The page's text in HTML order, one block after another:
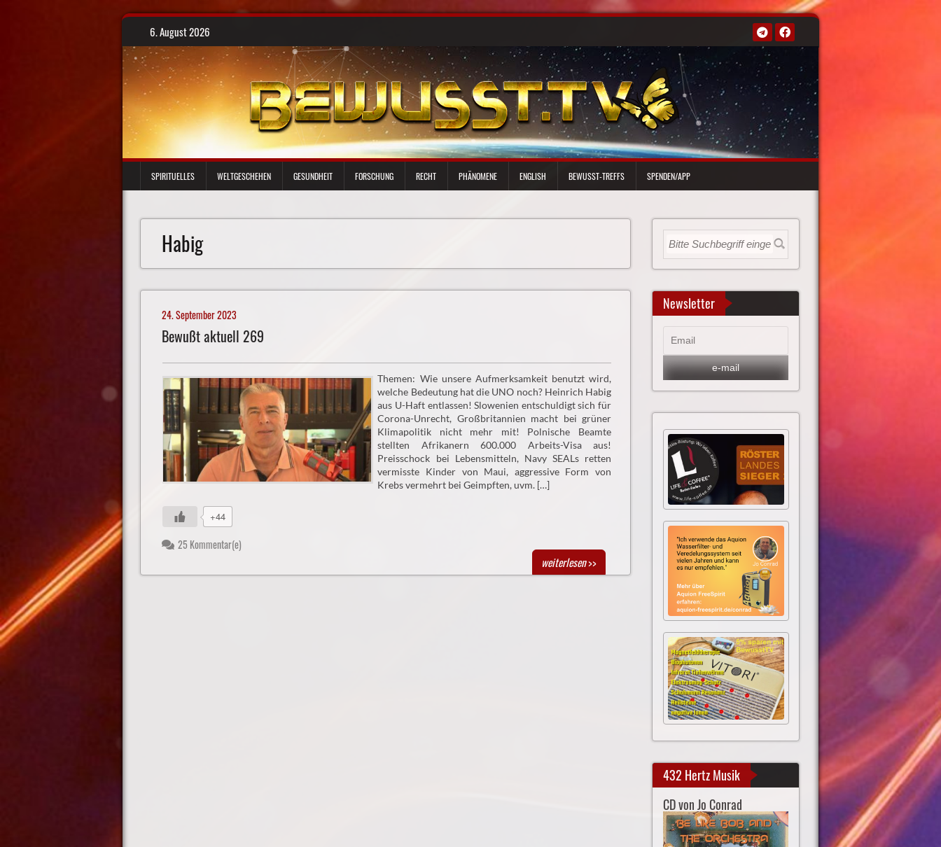
Skip
content
6. August 2026
SPIRITUELLES WELTGESCHEHEN GESUNDHEIT FORSCHUNG RECHT PHÄNOMENE ENGLISH BEWUSST-TREFFS SPENDEN/APP
Habig
24. September 2023
Bewußt aktuell 269
Themen: Wie unsere Aufmerksamkeit benutzt wird,
welche Bedeutung hat die UNO noch? Heinrich Habig
aus U-Haft entlassen! Slowenien entschuldigt sich für
Corona-Unrecht, Großbritannien macht bei grüner
Klimapolitik nicht mehr mit! Polnische Beamte
stellten Afrikanern 600.000 Arbeits-Visa aus!
Preisschock bei Lebensmitteln, Navy SEALs retten
vermisste Kinder von Maui, aggressive Form von
Krebs vermehrt bei Geimpften, uvm. […]
+44
25 Kommentar(e)
weiterlesen>>
Newsletter
432 Hertz Musik
CD von Jo Conrad